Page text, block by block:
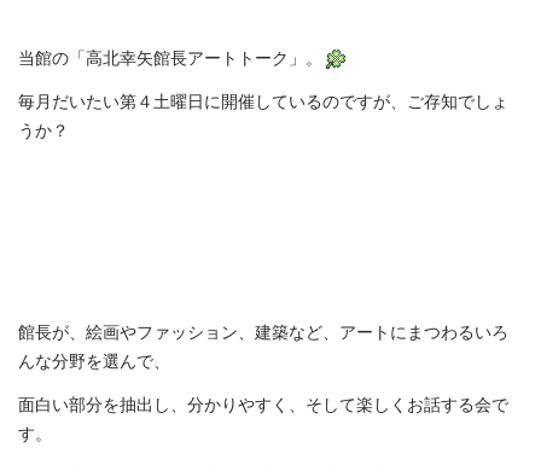
ー
新
当館の「高北幸矢館長アートトーク」。
毎月だいたい第４土曜日に開催しているのですが、ご存知でしょ
うか？
館長が、絵画やファッション、建築など、アートにまつわるいろ
んな分野を選んで、
面白い部分を抽出し、分かりやすく、そして楽しくお話する会で
す。